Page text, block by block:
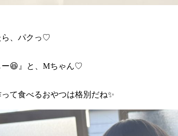
ら、パクっ♡
ー😆』と、Mちゃん♡
て食べるおやつは格別だね✨️